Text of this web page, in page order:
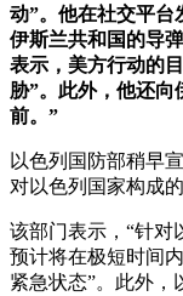
动”。他在社交平台
伊斯兰共和国的导
表示，美方行动的
胁”。此外，他还向
前。”
以色列国防部稍早
对以色列国家构成的
该部门表示，“针对
预计将在极短时间
紧急状态”。此外，